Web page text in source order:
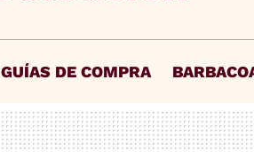
GUÍAS DE COMPRA